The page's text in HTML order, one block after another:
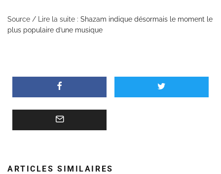
Source / Lire la suite : Shazam indique désormais le moment le
plus populaire d’une musique
ARTICLES SIMILAIRES